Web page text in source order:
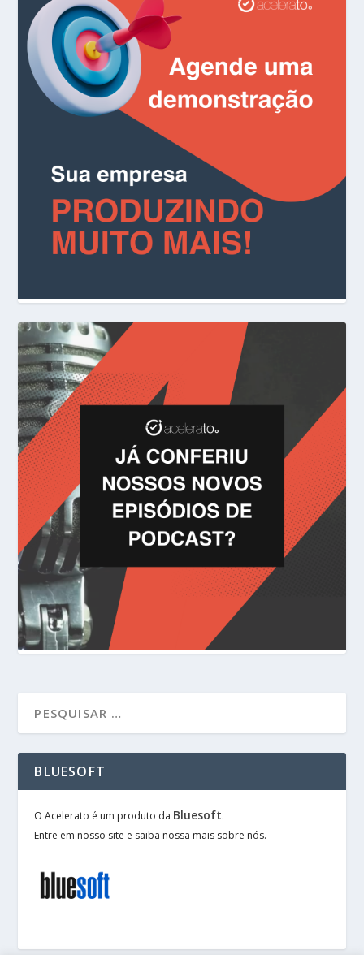
BLUESOFT
O Acelerato é um produto da Bluesoft.
Entre em nosso site e saiba nossa mais sobre nós.